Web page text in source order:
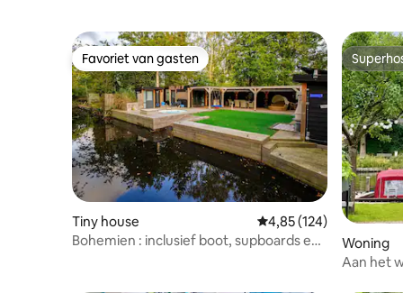
Favoriet van gasten
Favoriet van gasten
Tiny house Gemiddelde
4,85 (124)
Bohemien : inclusief boot, supboards en
Woning
Aan het